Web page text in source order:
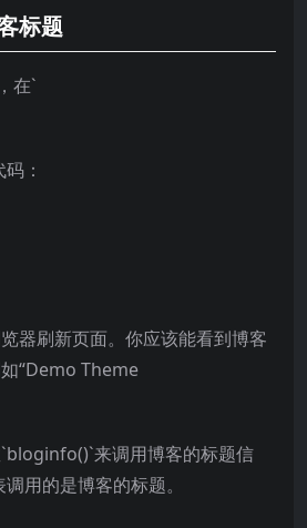
标题
在`
：
器刷新页面。你应该能看到博客
“Demo Theme
来调用博客的标题信
用的是博客的标题。